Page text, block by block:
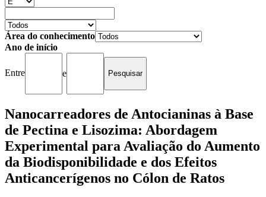
Área do conhecimento
Ano de início
Entre e
Nanocarreadores de Antocianinas à Base
de Pectina e Lisozima: Abordagem
Experimental para Avaliação do Aumento
da Biodisponibilidade e dos Efeitos
Anticancerígenos no Cólon de Ratos